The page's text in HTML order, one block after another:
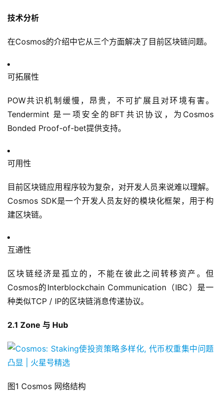
技术分析
在Cosmos的介绍中它从三个方面解决了目前区块链问题。
可拓展性
POW共识机制缓慢，昂贵，不可扩展且对环境有害。
Tendermint 是一项安全的BFT共识协议，为Cosmos
Bonded Proof-of-bet提供支持。
可用性
目前区块链应用程序较为复杂，对开发人员来说难以理解。
Cosmos SDK是一个开发人员友好的模块化框架，用于构
建区块链。
互通性
区块链经济是孤立的，不能在彼此之间转移资产。但
Cosmos的Interblockchain Communication（IBC）是一
种类似TCP / IP的区块链消息传递协议。
2.1 Zone 与 Hub
图1 Cosmos 网络结构